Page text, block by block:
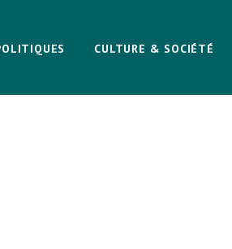
CULTURE & SOCIÉTÉ